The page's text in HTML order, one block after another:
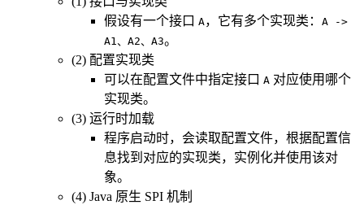
假设有一个接口 A，它有多个实现类： A ->
A1、A2、A3。
(2) 配置实现类
可以在配置文件中指定接口 A 对应使用哪个
实现类。
(3) 运行时加载
程序启动时，会读取配置文件，根据配置信
息找到对应的实现类，实例化并使用该对
象。
(4) Java 原生 SPI 机制